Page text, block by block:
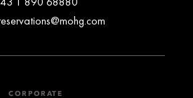
CORPORATE